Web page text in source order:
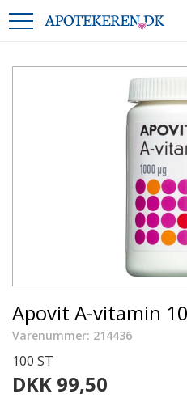
Apovit A-vitamin
Varenummer: 214436
100 ST
DKK 99,50